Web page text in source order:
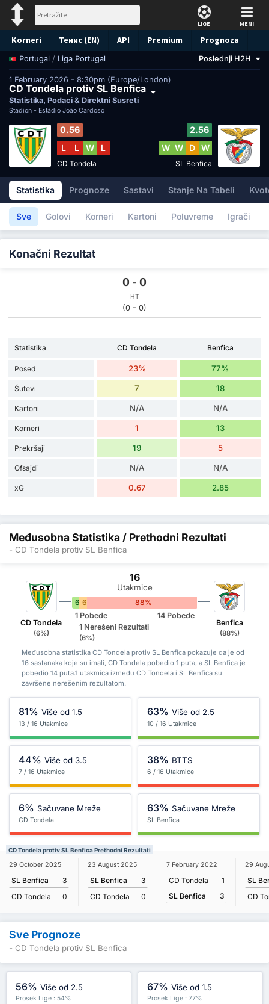
LIGE MENI
Korneri Тенис (EN) API Premium Prognoza
Portugal / Liga Portugal Poslednji H2H
1 February 2026 - 8:30pm (Europe/London)
CD Tondela protiv SL Benfica
Statistika, Podaci & Direktni Susreti
Stadion - Estádio João Cardoso
0.56
L
L W L
CD Tondela
2.56
W W D W
SL Benfica
Statistika Prognoze Sastavi Stanje Na Tabeli
Sve Golovi Korneri Kartoni Poluvreme Igrači
Konačni Rezultat
0 - 0
HT
(0 - 0)
Statistika CD Tondela Benfica
Posed 23% 77%
Šutevi 7 18
Kartoni N/A N/A
Korneri 1 13
Prekršaji 19 5
Ofsajdi N/A N/A
xG 0.67 2.85
Međusobna Statistika / Prethodni Rezultati
- CD Tondela protiv SL Benfica
CD Tondela
(6%)
16
Utakmice
6%6%
88%
1 Pobede
1 Nerešeni Rezultati
(6%)
14 Pobede
Benfica
(88%)
Međusobna statistika CD Tondela protiv SL Benfica pokazuje da je od
16 sastanaka koje su imali, CD Tondela pobedio 1 puta, a SL Benfica je
pobedio 14 puta.1 utakmica između CD Tondela i SL Benfica su
završene nerešenim rezultatom.
81% Više od 1.5
13 / 16 Utakmice
63% Više od 2.5
10 / 16 Utakmice
44% Više od 3.5
7 / 16 Utakmice
38% BTTS
6 / 16 Utakmice
6% Sačuvane Mreže
CD Tondela
63% Sačuvane Mreže
SL Benfica
CD Tondela protiv SL Benfica Prethodni Rezultati
29 October 2025
SL Benfica
3
CD Tondela
0
23 August 2025
SL Benfica
3
CD Tondela
0
7 February 2022
CD Tondela
1
SL Benfica
3
29
SL
CD
Sve Prognoze
- CD Tondela protiv SL Benfica
56% Više od 2.5
Prosek Lige : 54%
67% Više od 1.5
Prosek Lige : 77%